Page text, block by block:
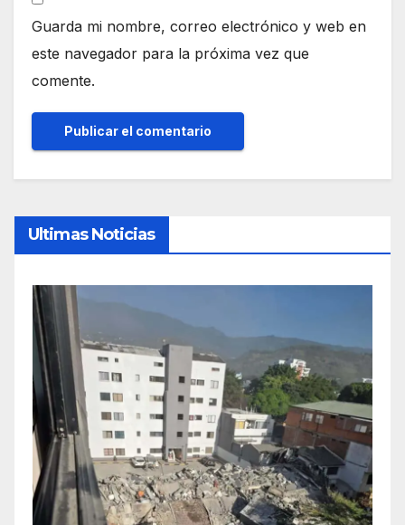
Guarda mi nombre, correo electrónico y web en
este navegador para la próxima vez que
comente.
Ultimas Noticias